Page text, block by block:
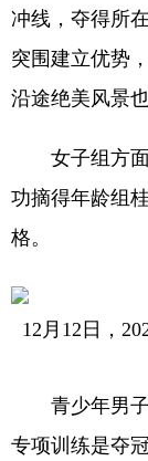
冲线，夺得所
突围建立优势
沿途绝美风景
女子组方面
功摘得年龄组
格。
12月12日，
青少年男子
专项训练是夺